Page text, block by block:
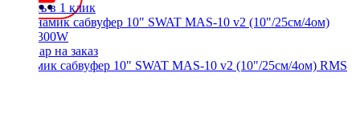
Купить в 1 клик
Динамик сабвуфер 10" SWAT MAS-10 v2 (10"/25см/4ом) RMS